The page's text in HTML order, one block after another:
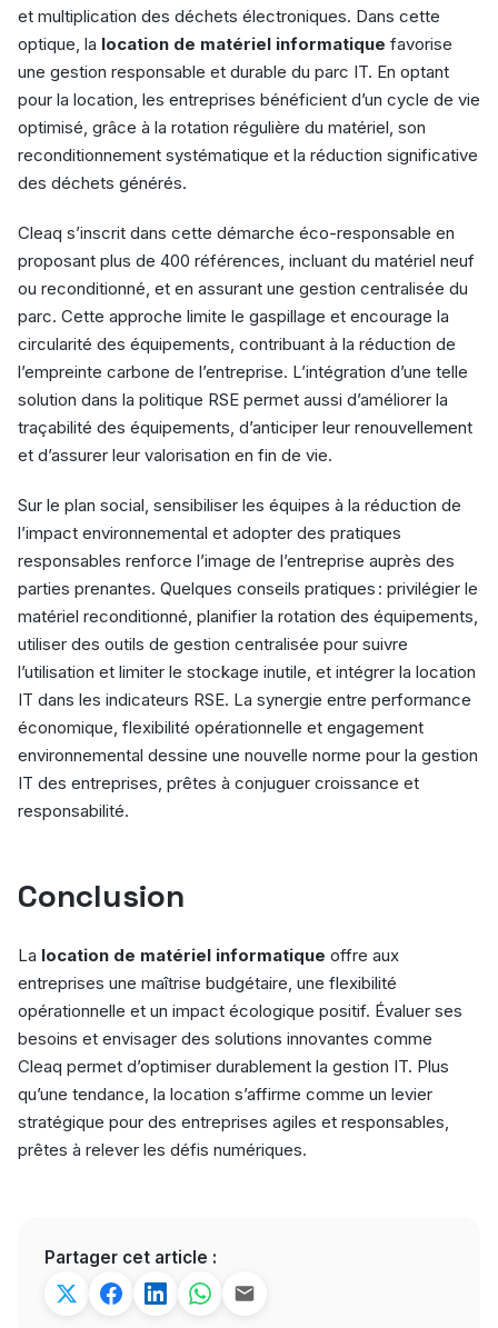
et multiplication des déchets électroniques. Dans cette
optique, la location de matériel informatique favorise
une gestion responsable et durable du parc IT. En optant
pour la location, les entreprises bénéficient d’un cycle de vie
optimisé, grâce à la rotation régulière du matériel, son
reconditionnement systématique et la réduction significative
des déchets générés.
Cleaq s’inscrit dans cette démarche éco-responsable en
proposant plus de 400 références, incluant du matériel neuf
ou reconditionné, et en assurant une gestion centralisée du
parc. Cette approche limite le gaspillage et encourage la
circularité des équipements, contribuant à la réduction de
l’empreinte carbone de l’entreprise. L’intégration d’une telle
solution dans la politique RSE permet aussi d’améliorer la
traçabilité des équipements, d’anticiper leur renouvellement
et d’assurer leur valorisation en fin de vie.
Sur le plan social, sensibiliser les équipes à la réduction de
l’impact environnemental et adopter des pratiques
responsables renforce l’image de l’entreprise auprès des
parties prenantes. Quelques conseils pratiques : privilégier le
matériel reconditionné, planifier la rotation des équipements,
utiliser des outils de gestion centralisée pour suivre
l’utilisation et limiter le stockage inutile, et intégrer la location
IT dans les indicateurs RSE. La synergie entre performance
économique, flexibilité opérationnelle et engagement
environnemental dessine une nouvelle norme pour la gestion
IT des entreprises, prêtes à conjuguer croissance et
responsabilité.
Conclusion
La location de matériel informatique offre aux
entreprises une maîtrise budgétaire, une flexibilité
opérationnelle et un impact écologique positif. Évaluer ses
besoins et envisager des solutions innovantes comme
Cleaq permet d’optimiser durablement la gestion IT. Plus
qu’une tendance, la location s’affirme comme un levier
stratégique pour des entreprises agiles et responsables,
prêtes à relever les défis numériques.
Partager cet article :